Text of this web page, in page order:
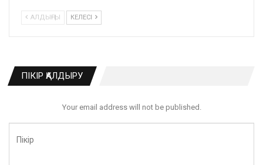
АЛДЫҢҒЫ КЕЛЕСІ
ПІКІР ҚАЛДЫРУ
Your email address will not be published.